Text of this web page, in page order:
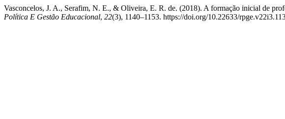
Vasconcelos, J. A., Serafim, N. E., & Oliveira, E. R. de. (2018). A formação inicial de
Política E Gestão Educacional, 22(3), 1140–1153. https://doi.org/10.22633/